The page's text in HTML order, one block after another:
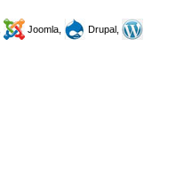
Joomla,
Drupal,